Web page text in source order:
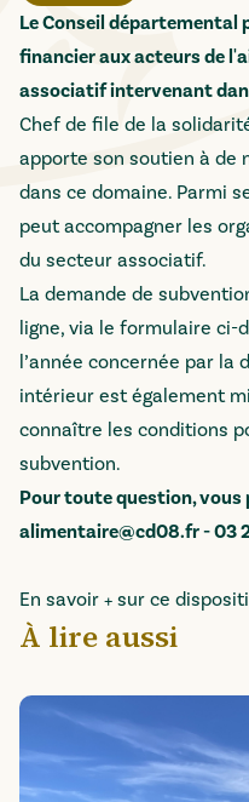
Le Conseil
financier aux acteurs de
associatif intervenant
Chef de file de la
apporte son soutien à
dans ce domaine. Parmi
peut accompagner les
du secteur associatif.
La demande de
ligne, via le formulaire ci-
l’année concernée par la
intérieur est également
connaître les conditions
subvention.
Pour toute question,
alimentaire@cd08.fr-03
En savoir + sur ce
À lire aussi